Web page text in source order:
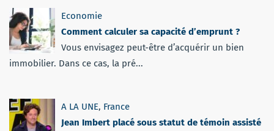
Economie
Comment calculer sa capacité d’emprunt ?
Vous envisagez peut-être d’acquérir un bien
immobilier. Dans ce cas, la pré...
A LA UNE, France
Jean Imbert placé sous statut de témoin assisté